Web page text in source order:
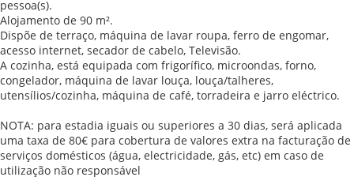
pessoa(s).
Alojamento de 90 m².
Dispõe de terraço, máquina de lavar roupa, ferro de engomar,
acesso internet, secador de cabelo, Televisão.
A cozinha, está equipada com frigorífico, microondas, forno,
congelador, máquina de lavar louça, louça/talheres,
utensílios/cozinha, máquina de café, torradeira e jarro eléctrico.
NOTA: para estadia iguais ou superiores a 30 dias, será aplicada
uma taxa de 80€ para cobertura de valores extra na facturação de
serviços domésticos (água, electricidade, gás, etc) em caso de
utilização não responsável